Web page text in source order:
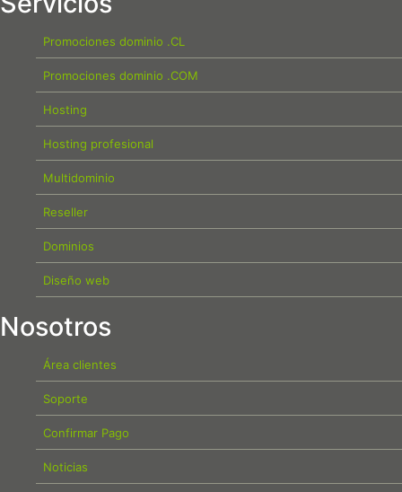
Promociones dominio .CL
Promociones dominio .COM
Hosting
Hosting profesional
Multidominio
Reseller
Dominios
Diseño web
Nosotros
Área clientes
Soporte
Confirmar Pago
Noticias